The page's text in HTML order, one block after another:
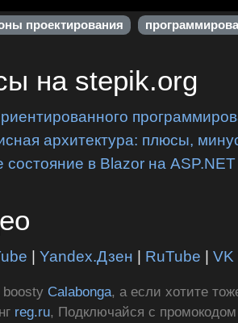
проектирования
на stepik.org
архитектура: плюсы,
состояние в Blazor на
|Yandex.Дзен | RuTube |VK
Calabonga, а если хотите
reg.ru, Подключайся с